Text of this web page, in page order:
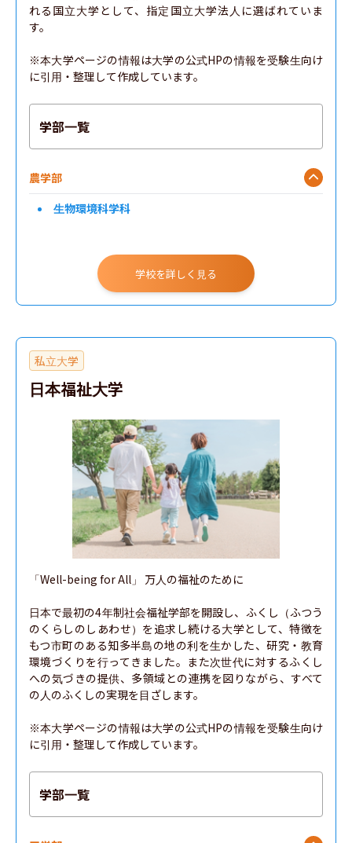
れる国立大学として、指定国立大学法人に選ばれていま
す。
※本大学ページの情報は大学の公式HPの情報を受験生向け
に引用・整理して作成しています。
学部一覧
農学部
生物環境科学科
学校を詳しく見る
私立大学
日本福祉大学
「Well-being for All」 万人の福祉のために
日本で最初の4年制社会福祉学部を開設し、ふくし（ふつう
のくらしのしあわせ）を追求し続ける大学として、特徴を
もつ市町のある知多半島の地の利を生かした、研究・教育
環境づくりを行ってきました。また次世代に対するふくし
への気づきの提供、多領域との連携を図りながら、すべて
の人のふくしの実現を目ざします。
※本大学ページの情報は大学の公式HPの情報を受験生向け
に引用・整理して作成しています。
学部一覧